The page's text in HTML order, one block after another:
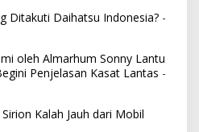
Ditakuti Daihatsu Indonesia? -
oleh Almarhum Sonny Lantu
Penjelasan Kasat Lantas -
Kalah Jauh dari Mobil